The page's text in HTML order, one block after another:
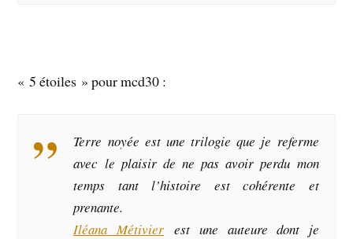
« 5 étoiles » pour mcd30 :
Terre noyée est une trilogie que je referme
avec le plaisir de ne pas avoir perdu mon
temps tant l’histoire est cohérente et
prenante.
Iléana Métivierest une auteure dont je